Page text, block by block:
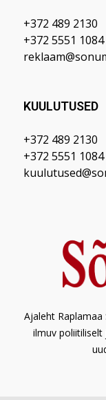
+372 489 2130
+372 5551 1084
KUULUTUSED
+372 489 2130
+372 5551 1084
Ajaleht
ilmuv